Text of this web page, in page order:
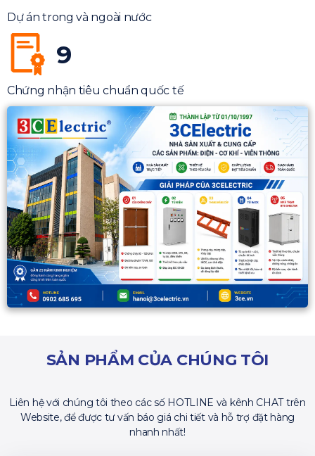
Dự án trong và ngoài nước
9
Chứng nhận tiêu chuẩn quốc tế
SẢN PHẨM CỦA CHÚNG TÔI
Liên hệ với chúng tôi theo các số HOTLINE và kênh CHAT trên
Website, để được tư vấn báo giá chi tiết và hỗ trợ đặt hàng
nhanh nhất!